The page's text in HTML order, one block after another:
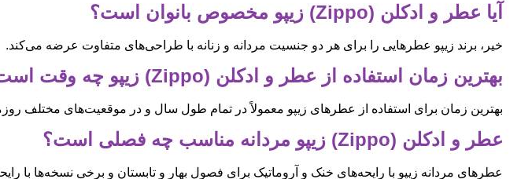
آیا عطر و ادکلن (Zippo) زیپو مخصوص بانوان است؟
خیر، برند زیپو عطرهایی را برای هر دو جنسیت مردانه و زنانه با طراحی‌های متفاوت عرضه می‌کند.
بهترین زمان استفاده از عطر و ادکلن (Zippo) زیپو چه وقت است؟
بهترین زمان برای استفاده از عطرهای زیپو معمولاً در تمام طول سال و در موقعیت‌های مختلف
عطر و ادکلن (Zippo) زیپو مردانه مناسب چه فصلی است؟
عطرهای مردانه زیپو با رایحه‌های خنک و آروماتیک برای فصول بهار و تابستان و برخی نسخه‌ها با